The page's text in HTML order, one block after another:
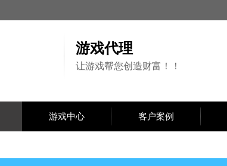
游戏代理
让游戏帮您创造财富！！
游戏中心 客户案例